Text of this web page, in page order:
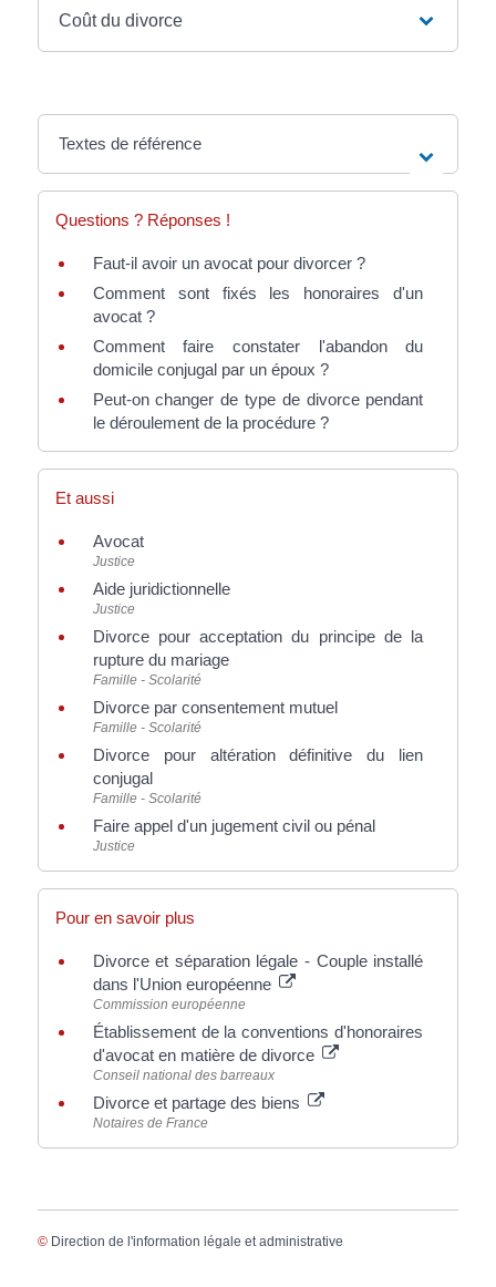
Coût du divorce
Textes de référence
Questions ? Réponses !
Faut-il avoir un avocat pour divorcer ?
Comment sont fixés les honoraires d'un
avocat ?
Comment faire constater l'abandon du
domicile conjugal par un époux ?
Peut-on changer de type de divorce pendant
le déroulement de la procédure ?
Et aussi
Avocat
Justice
Aide juridictionnelle
Justice
Divorce pour acceptation du principe de la
rupture du mariage
Famille - Scolarité
Divorce par consentement mutuel
Famille - Scolarité
Divorce pour altération définitive du lien
conjugal
Famille - Scolarité
Faire appel d'un jugement civil ou pénal
Justice
Pour en savoir plus
Divorce et séparation légale - Couple installé
dans l'Union européenne
Commission européenne
Établissement de la conventions d'honoraires
d'avocat en matière de divorce
Conseil national des barreaux
Divorce et partage des biens
Notaires de France
© Direction de l'information légale et administrative